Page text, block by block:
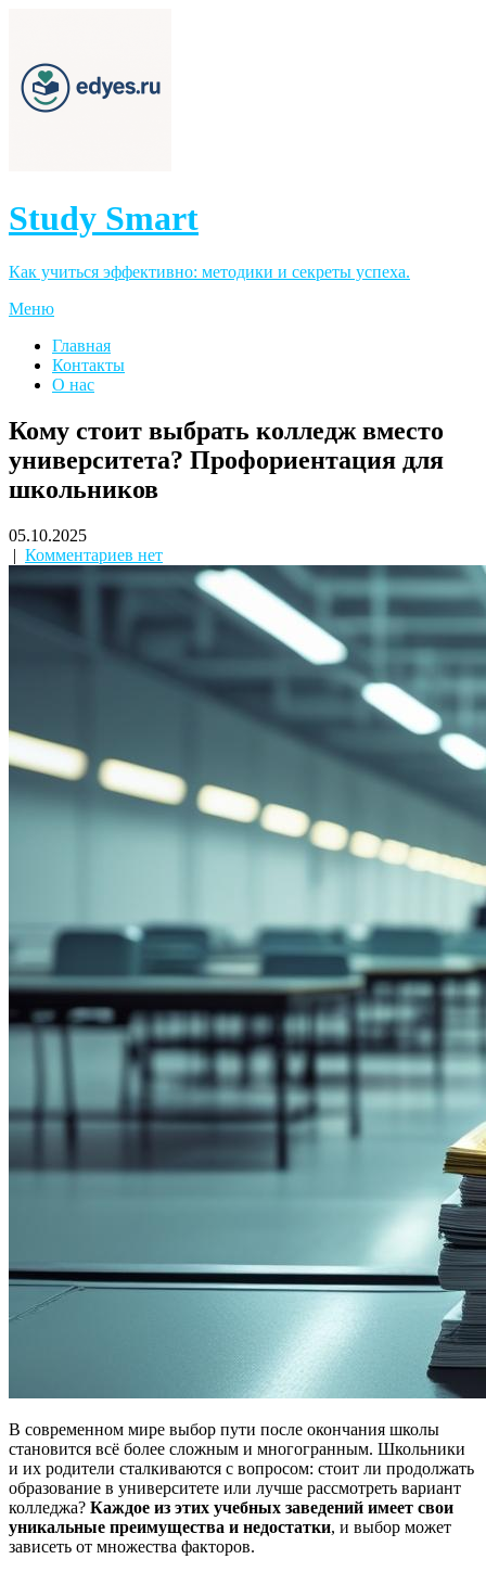
Study Smart
Как учиться эффективно: методики и секреты успеха.
Меню
Главная
Контакты
О нас
Кому стоит выбрать колледж вместо
университета? Профориентация для
школьников
05.10.2025
| Комментариев нет
В современном мире выбор пути после окончания школы
становится всё более сложным и многогранным. Школьники
и их родители сталкиваются с вопросом: стоит ли продолжать
образование в университете или лучше рассмотреть вариант
колледжа? Каждое из этих учебных заведений имеет свои
уникальные преимущества и недостатки, и выбор может
зависеть от множества факторов.